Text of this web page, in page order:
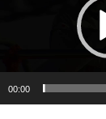
00:00